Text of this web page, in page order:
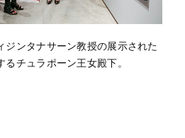
ジンタナサーン教授の展示された
チュラポーン王女殿下。